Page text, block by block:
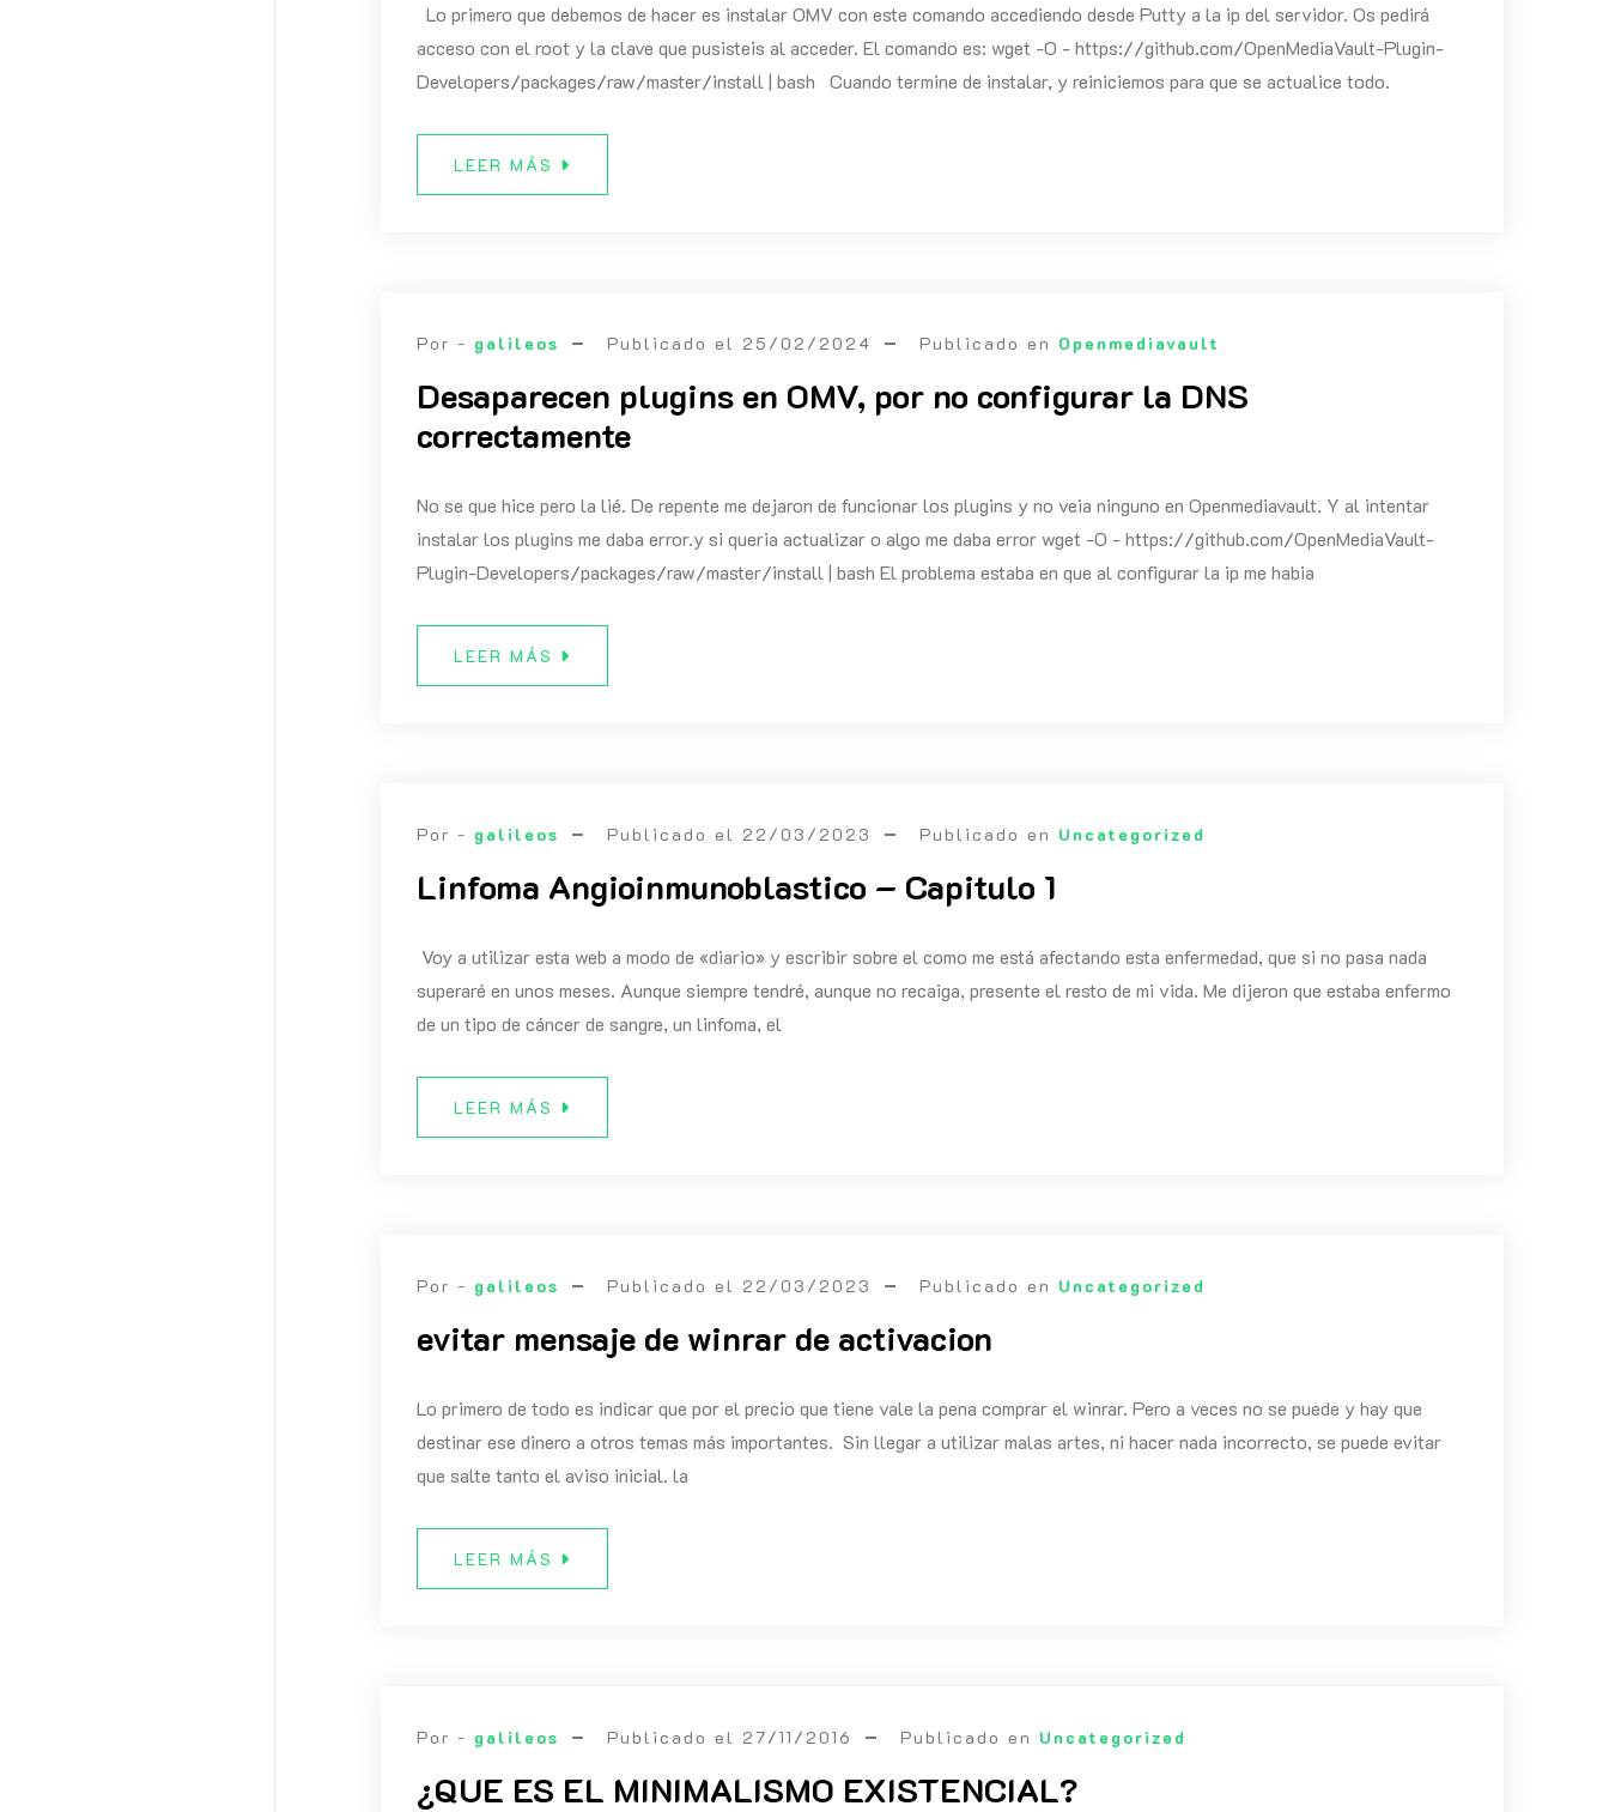
Lo primero que debemos de hacer es instalar OMV con este comando accediendo desde Putty a la ip del servidor. Os pedirá
acceso con el root y la clave que pusisteis al acceder. El comando es: wget -O - https://github.com/OpenMediaVault-Plugin-
Developers/packages/raw/master/install | bash Cuando termine de instalar, y reiniciemos para que se actualice todo.
LEER MÁS
Por - galileos Publicado el 25/02/2024 Publicado en Openmediavault
Desaparecen plugins en OMV, por no configurar la DNS
correctamente
No se que hice pero la lié. De repente me dejaron de funcionar los plugins y no veia ninguno en Openmediavault. Y al intentar
instalar los plugins me daba error.y si queria actualizar o algo me daba error wget -O - https://github.com/OpenMediaVault-
Plugin-Developers/packages/raw/master/install | bash El problema estaba en que al configurar la ip me habia
LEER MÁS
Por - galileos Publicado el 22/03/2023 Publicado en Uncategorized
Linfoma Angioinmunoblastico – Capitulo 1
Voy a utilizar esta web a modo de «diario» y escribir sobre el como me está afectando esta enfermedad, que si no pasa nada
superaré en unos meses. Aunque siempre tendré, aunque no recaiga, presente el resto de mi vida. Me dijeron que estaba enfermo
de un tipo de cáncer de sangre, un linfoma, el
LEER MÁS
Por - galileos Publicado el 22/03/2023 Publicado en Uncategorized
evitar mensaje de winrar de activacion
Lo primero de todo es indicar que por el precio que tiene vale la pena comprar el winrar. Pero a veces no se puede y hay que
destinar ese dinero a otros temas más importantes. Sin llegar a utilizar malas artes, ni hacer nada incorrecto, se puede evitar
que salte tanto el aviso inicial. la
LEER MÁS
Por - galileos Publicado el 27/11/2016 Publicado en Uncategorized
¿QUE ES EL MINIMALISMO EXISTENCIAL?